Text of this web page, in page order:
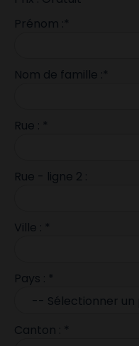
Prénom :*
Nom de famille :*
Rue : *
Rue - ligne 2 :
Ville : *
Pays : *
Canton : *